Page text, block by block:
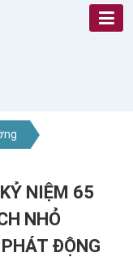
NIỆM 65
NHỎ
ĐỘNG